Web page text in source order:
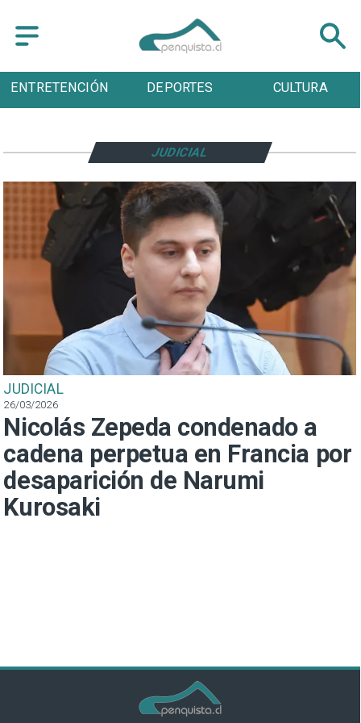
ENTRETENCIÓN DEPORTES CULTURA
JUDICIAL
26/03/2026
Nicolás Zepeda condenado a
cadena perpetua en Francia por
desaparición de Narumi
Kurosaki
JUDICIAL